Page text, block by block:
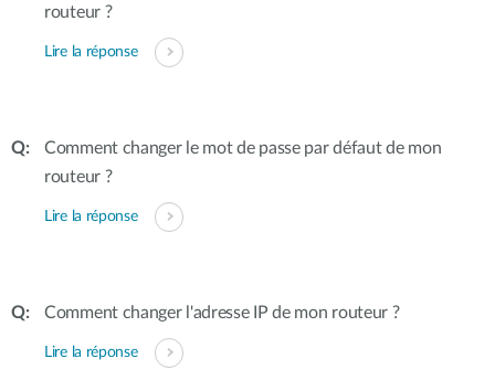
routeur ?
Lire la réponse
Comment changer le mot de passe par défaut de mon
routeur ?
Lire la réponse
Comment changer l'adresse IP de mon routeur ?
Lire la réponse